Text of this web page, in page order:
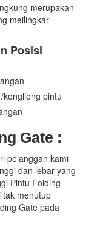
merupakan
meilingkar
Posisi
kongliong pintu
Gate :
pelanggan kami
dan lebar yang
Pintu Folding
tak menutup
Gate pada